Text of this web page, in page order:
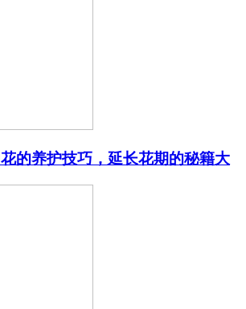
的养护技巧，延长花期的秘籍大